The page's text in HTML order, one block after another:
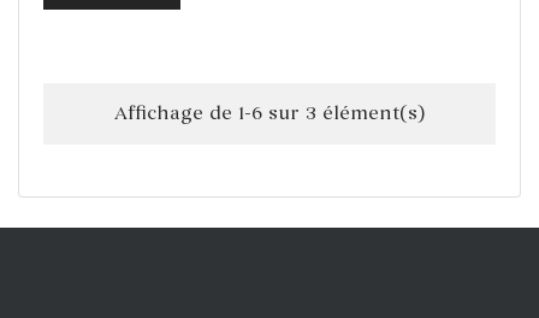
Affichage de 1-6 sur 3 élément(s)